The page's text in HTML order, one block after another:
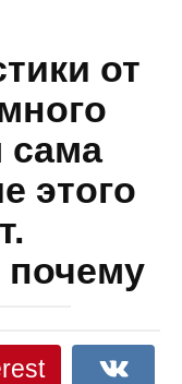
от
сама
этого
почему